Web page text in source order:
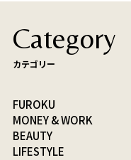
Category
カテゴリー
FUROKU
MONEY & WORK
BEAUTY
LIFESTYLE